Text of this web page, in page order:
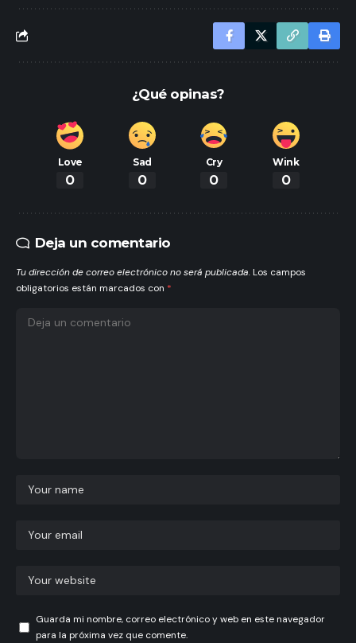
¿Qué opinas?
Love
0
Sad
0
Cry
0
Wink
0
Deja un comentario
Tu dirección de correo electrónico no será publicada. Los campos
obligatorios están marcados con *
Guarda mi nombre, correo electrónico y web en este navegador
para la próxima vez que comente.